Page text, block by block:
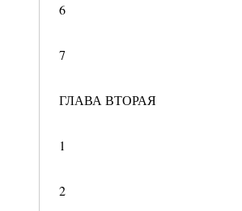
6
7
ГЛАВА ВТОРАЯ
1
2